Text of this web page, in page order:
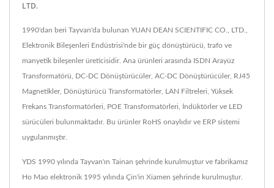
LTD.
1990'dan beri Tayvan'da bulunan YUAN DEAN SCIENTIFIC CO., LTD.,
Elektronik Bileşenleri Endüstrisi'nde bir güç dönüştürücü, trafo ve
manyetik bileşenler üreticisidir. Ana ürünleri arasında ISDN Arayüz
Transformatörü, DC-DC Dönüştürücüler, AC-DC Dönüştürücüler, RJ45
Magnetikler, Dönüştürücü Transformatörler, LAN Filtreleri, Yüksek
Frekans Transformatörleri, POE Transformatörleri, İndüktörler ve LED
sürücüleri bulunmaktadır. Bu ürünler RoHS onaylıdır ve ERP sistemi
uygulanmıştır.
YDS 1990 yılında Tayvan'ın Tainan şehrinde kurulmuştur ve fabrikamız
Ho Mao elektronik 1995 yılında Çin'in Xiamen şehrinde kurulmuştur.